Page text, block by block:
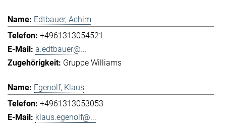
Edtbauer, Achim
+4961313054521
a.edtbauer@...
Gruppe Williams
Egenolf, Klaus
+4961313053053
klaus.egenolf@...